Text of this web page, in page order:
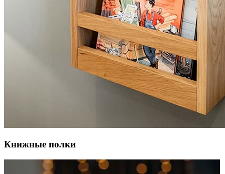
Книжные полки